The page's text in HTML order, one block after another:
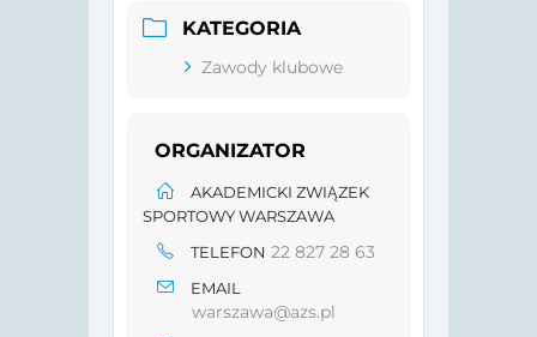
KATEGORIA
Zawody klubowe
ORGANIZATOR
AKADEMICKI ZWIĄZEK
SPORTOWY WARSZAWA
TELEFON 22 827 28 63
EMAIL
warszawa@azs.pl